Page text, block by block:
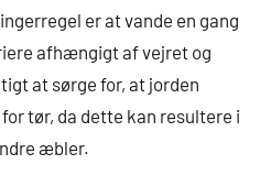
er at vande en gang
afhængigt af vejret og
at sørge for, at jorden
tør, da dette kan resultere i
æbler.